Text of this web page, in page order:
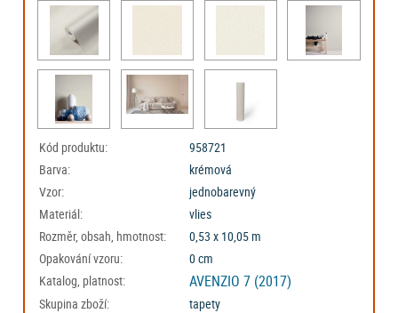
Kód produktu:
958721
Barva:
krémová
Vzor:
jednobarevný
Materiál:
vlies
Rozměr, obsah, hmotnost:
0,53 x 10,05 m
Opakování vzoru:
0 cm
Katalog, platnost:
AVENZIO 7 (2017)
Skupina zboží:
tapety